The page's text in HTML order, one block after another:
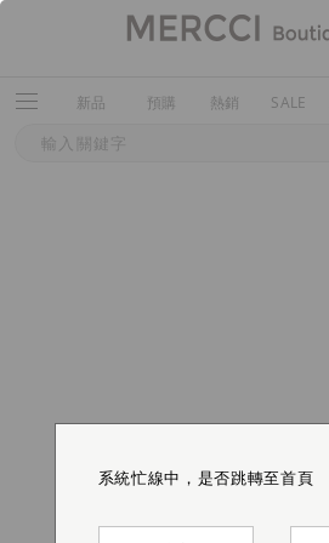
新品 預購 熱銷 SALE
系統忙線中，是否跳轉至首頁
系統忙線中，是否跳轉至首頁
系統忙線中，是否跳轉至首頁
系統忙線中，是否跳轉至首頁
系統忙線中，是否跳轉至首頁